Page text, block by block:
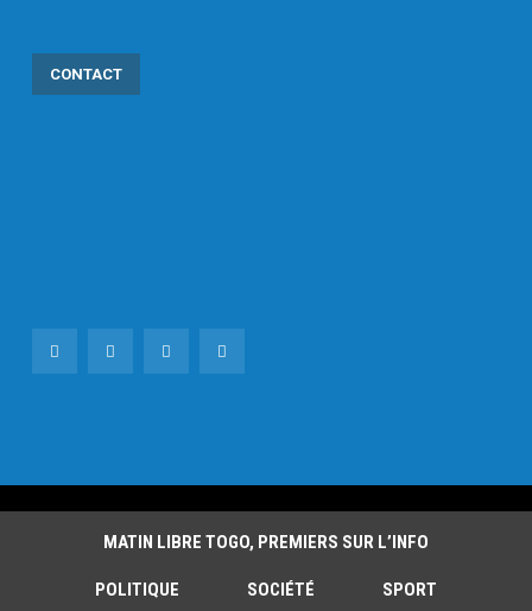
CONTACT
MATIN LIBRE TOGO, PREMIERS SUR L’INFO
POLITIQUE SOCIÉTÉ SPORT